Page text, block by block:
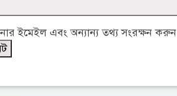
ইমেইল এবং অন্যান্য তথ্য সংরক্ষন করুন